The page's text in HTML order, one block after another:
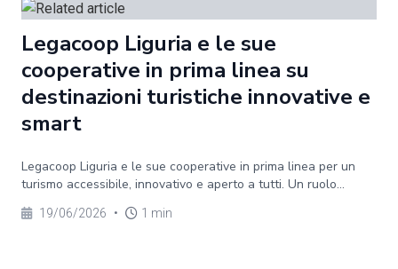
Legacoop Liguria e le sue
cooperative in prima linea su
destinazioni turistiche innovative e
smart
Legacoop Liguria e le sue cooperative in prima linea per un
turismo accessibile, innovativo e aperto a tutti. Un ruolo...
19/06/2026 • 1 min